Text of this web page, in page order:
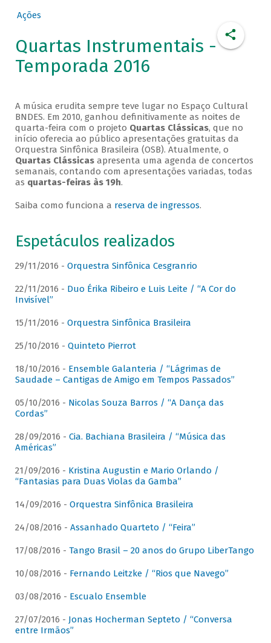
Ações
Quartas Instrumentais -
Temporada 2016
A música erudita sempre teve lugar no Espaço Cultural
BNDES. Em 2010, ganhou definitivamente as noites de
quarta-feira com o projeto Quartas Clássicas, que no
início oferecia ao público apresentações gratuitas da
Orquestra Sinfônica Brasileira (OSB). Atualmente, o
Quartas Clássicasapresenta uma agenda de concertos
semanais, contando com apresentações variadas, todas
as quartas-feiras às 19h.
Saiba como funciona a reserva de ingressos.
Espetáculos realizados
29/11/2016 - Orquestra Sinfônica Cesgranrio
22/11/2016 - Duo Érika Ribeiro e Luis Leite / “A Cor do
Invisível”
15/11/2016 - Orquestra Sinfônica Brasileira
25/10/2016 - Quinteto Pierrot
18/10/2016 - Ensemble Galanteria / “Lágrimas de
Saudade – Cantigas de Amigo em Tempos Passados”
05/10/2016 - Nicolas Souza Barros / “A Dança das
Cordas”
28/09/2016 - Cia. Bachiana Brasileira / “Música das
Américas”
21/09/2016 - Kristina Augustin e Mario Orlando /
“Fantasias para Duas Violas da Gamba”
14/09/2016 - Orquestra Sinfônica Brasileira
24/08/2016 - Assanhado Quarteto / “Feira”
17/08/2016 - Tango Brasil – 20 anos do Grupo LiberTango
10/08/2016 - Fernando Leitzke / “Rios que Navego”
03/08/2016 - Escualo Ensemble
27/07/2016 - Jonas Hocherman Septeto / “Conversa
entre Irmãos”